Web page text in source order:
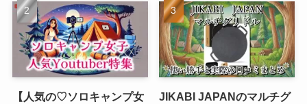
【人気の♡ソロキャンプ女
JIKABI JAPANのマルチグ